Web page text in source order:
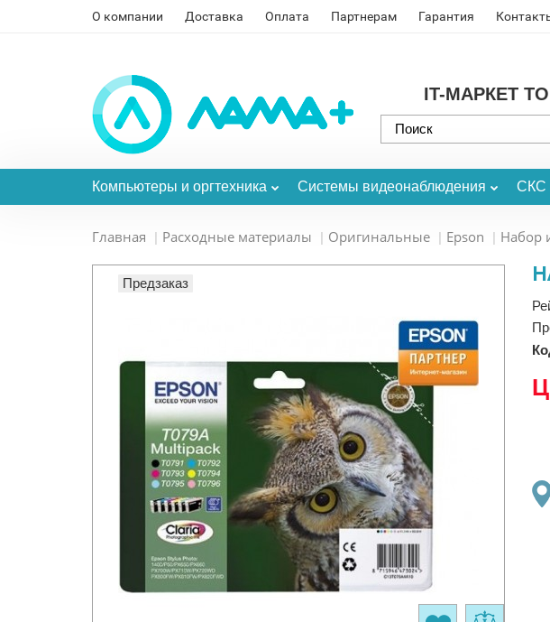
О компании Доставка Оплата Партнерам Гарантия
IT-МАРКЕТ
Компьютеры и оргтехника Системы видеонаблюдения СКС
Главная Расходные материалы Оригинальные Epson Набор
Предзаказ